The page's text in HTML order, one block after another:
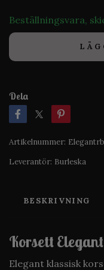
Beställningsvara,
Dela
Artikelnummer:
Leverantör: Burleska
BESKRIVNING
Korsett
Elegant klassisk